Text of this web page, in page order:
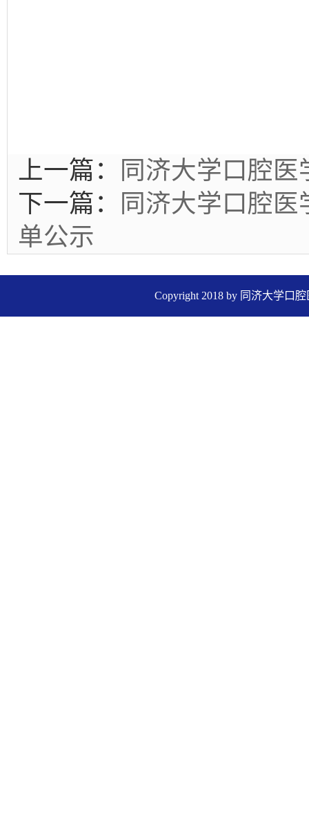
上一篇：
同济大学口腔
下一篇：
同济大学口腔
单公示
Copyright 2018 by 同济大学口